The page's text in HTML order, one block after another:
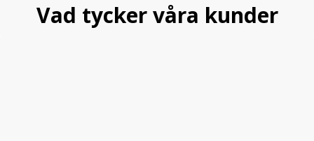
Vad tycker våra kunder